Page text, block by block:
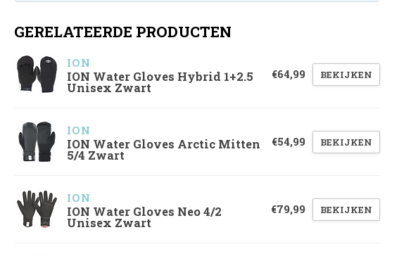
GERELATEERDE PRODUCTEN
ION
ION Water Gloves Hybrid 1+2.5
Unisex Zwart
€64,99 BEKIJKEN
ION
ION Water Gloves Arctic Mitten
5/4 Zwart
€54,99 BEKIJKEN
ION
ION Water Gloves Neo 4/2
Unisex Zwart
€79,99 BEKIJKEN